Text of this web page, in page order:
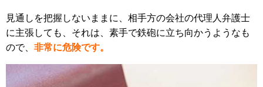
見通しを把握しないままに、相手方の会社の代理人弁護士
に主張しても、それは、素手で鉄砲に立ち向かうようなも
ので、 非常に危険です。